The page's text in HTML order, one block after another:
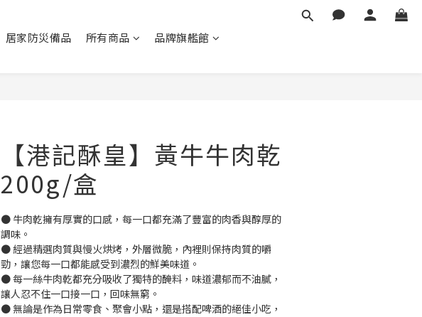
居家防災備品 所有商品 品牌旗艦館
【港記酥皇】黃牛牛肉乾
200g/盒
● 牛肉乾擁有厚實的口感，每一口都充滿了豐富的肉香與醇厚的
調味。
● 經過精選肉質與慢火烘烤，外層微脆，內裡則保持肉質的嚼
勁，讓您每一口都能感受到濃烈的鮮美味道。
● 每一絲牛肉乾都充分吸收了獨特的醃料，味道濃郁而不油膩，
讓人忍不住一口接一口，回味無窮。
● 無論是作為日常零食、聚會小點，還是搭配啤酒的絕佳小吃，